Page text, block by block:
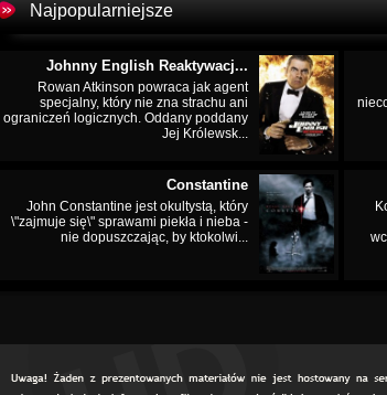
Najpopularniejsze
Johnny English Reaktywacj...
Rowan Atkinson powraca jak agent
specjalny, który nie zna strachu ani
ograniczeń logicznych. Oddany poddany
Jej Królewsk...
Constantine
John Constantine jest okultystą, który
\"zajmuje się\" sprawami piekła i nieba -
nie dopuszczając, by ktokolwi...